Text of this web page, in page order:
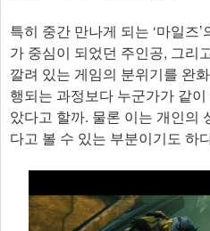
특히 중간 만나게 되는 ‘마일즈
가 중심이 되었던 주인공, 그리
깔려 있는 게임의 분위기를 완
행되는 과정보다 누군가가 같
았다고 할까. 물론 이는 개인의
다고 볼 수 있는 부분이기도 하